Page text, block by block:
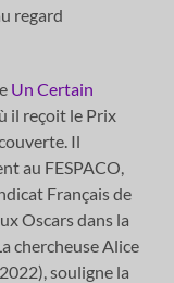
regard
Un Certain
il reçoit le Prix
Il
au FESPACO,
Français de
Oscars dans la
chercheuse Alice
souligne la